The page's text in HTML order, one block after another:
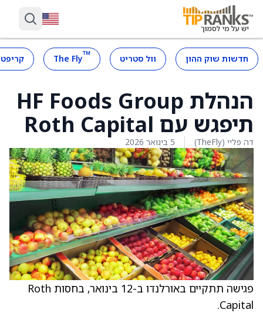
חדשות שוק ההון וול סטריט ™
The Fly
הנהלת HF Foods Group
תיפגש עם Roth Capital
דה פליי (TheFly) 5 בינואר 2026
פגישה תתקיים באורלנדו ב-12 בינואר, בחסות Roth
Capital.